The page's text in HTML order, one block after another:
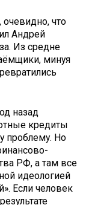
очевидно, что
Андрей
Из средне
минуя
назад
кредиты
проблему. Но
РФ, а там все
идеологией
Если человек